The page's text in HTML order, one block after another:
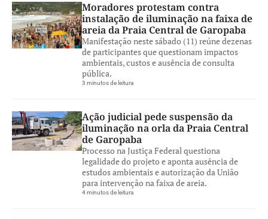
Moradores protestam contra
instalação de iluminação na faixa de
areia da Praia Central de Garopaba
Manifestação neste sábado (11) reúne dezenas
de participantes que questionam impactos
ambientais, custos e ausência de consulta
pública.
3 minutos de leitura
Ação judicial pede suspensão da
iluminação na orla da Praia Central
de Garopaba
Processo na Justiça Federal questiona
legalidade do projeto e aponta ausência de
estudos ambientais e autorização da União
para intervenção na faixa de areia.
4 minutos de leitura